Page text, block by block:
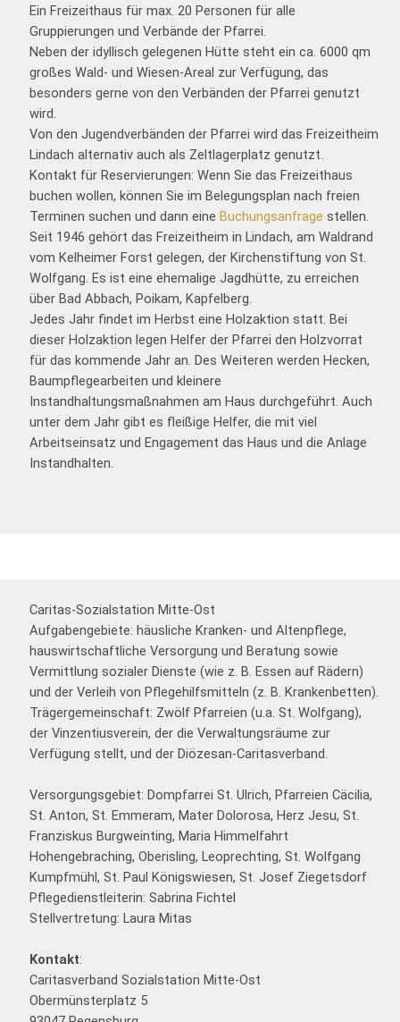
Ein Freizeithaus für max. 20 Personen für alle
Gruppierungen und Verbände der Pfarrei.
Neben der idyllisch gelegenen Hütte steht ein ca. 6000 qm
großes Wald- und Wiesen-Areal zur Verfügung, das
besonders gerne von den Verbänden der Pfarrei genutzt
wird.
Von den Jugendverbänden der Pfarrei wird das Freizeitheim
Lindach alternativ auch als Zeltlagerplatz genutzt.
Kontakt für Reservierungen: Wenn Sie das Freizeithaus
buchen wollen, können Sie im Belegungsplan nach freien
Terminen suchen und dann eine Buchungsanfrage stellen.
Seit 1946 gehört das Freizeitheim in Lindach, am Waldrand
vom Kelheimer Forst gelegen, der Kirchenstiftung von St.
Wolfgang. Es ist eine ehemalige Jagdhütte, zu erreichen
über Bad Abbach, Poikam, Kapfelberg.
Jedes Jahr findet im Herbst eine Holzaktion statt. Bei
dieser Holzaktion legen Helfer der Pfarrei den Holzvorrat
für das kommende Jahr an. Des Weiteren werden Hecken,
Baumpflegearbeiten und kleinere
Instandhaltungsmaßnahmen am Haus durchgeführt. Auch
unter dem Jahr gibt es fleißige Helfer, die mit viel
Arbeitseinsatz und Engagement das Haus und die Anlage
Instandhalten.
Caritas-Sozialstation Mitte-Ost
Aufgabengebiete: häusliche Kranken- und Altenpflege,
hauswirtschaftliche Versorgung und Beratung sowie
Vermittlung sozialer Dienste (wie z. B. Essen auf Rädern)
und der Verleih von Pflegehilfsmitteln (z. B. Krankenbetten).
Trägergemeinschaft: Zwölf Pfarreien (u.a. St. Wolfgang),
der Vinzentiusverein, der die Verwaltungsräume zur
Verfügung stellt, und der Diözesan-Caritasverband.
Versorgungsgebiet: Dompfarrei St. Ulrich, Pfarreien Cäcilia,
St. Anton, St. Emmeram, Mater Dolorosa, Herz Jesu, St.
Franziskus Burgweinting, Maria Himmelfahrt
Hohengebraching, Oberisling, Leoprechting, St. Wolfgang
Kumpfmühl, St. Paul Königswiesen, St. Josef Ziegetsdorf
Pflegedienstleiterin: Sabrina Fichtel
Stellvertretung: Laura Mitas
Kontakt:
Caritasverband Sozialstation Mitte-Ost
Obermünsterplatz 5